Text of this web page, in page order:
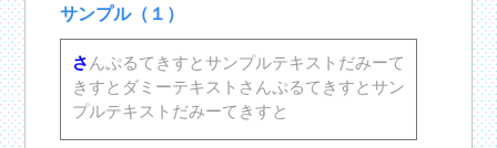
サンプル（１）
さ んぷるてきすとサンプルテキストだみーて
きすとダミーテキストさんぷるてきすとサン
プルテキストだみーてきすと